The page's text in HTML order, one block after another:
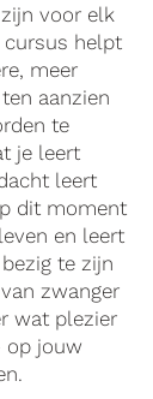
voor elk
cursus helpt
meer
aanzien
te
je leert
leert
dit moment
en leert
te zijn
zwanger
wat plezier
op jouw